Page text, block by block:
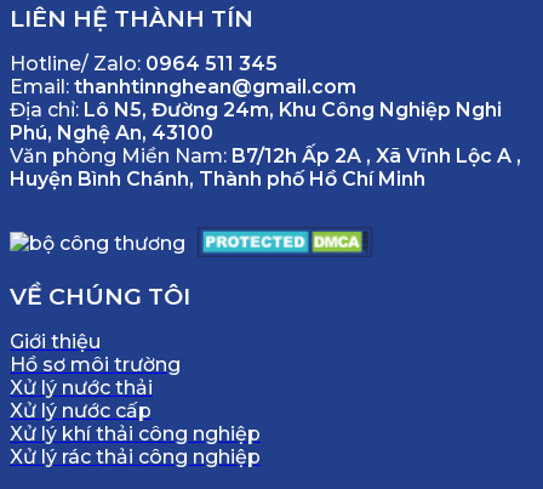
LIÊN HỆ THÀNH TÍN
Hotline/ Zalo: 0964 511 345
Email: thanhtinnghean@gmail.com
Địa chỉ: Lô N5, Đường 24m, Khu Công Nghiệp Nghi
Phú, Nghệ An, 43100
Văn phòng Miền Nam: B7/12h Ấp 2A , Xã Vĩnh Lộc A ,
Huyện Bình Chánh, Thành phố Hồ Chí Minh
VỀ CHÚNG TÔI
Giới thiệu
Hồ sơ môi trường
Xử lý nước thải
Xử lý nước cấp
Xử lý khí thải công nghiệp
Xử lý rác thải công nghiệp